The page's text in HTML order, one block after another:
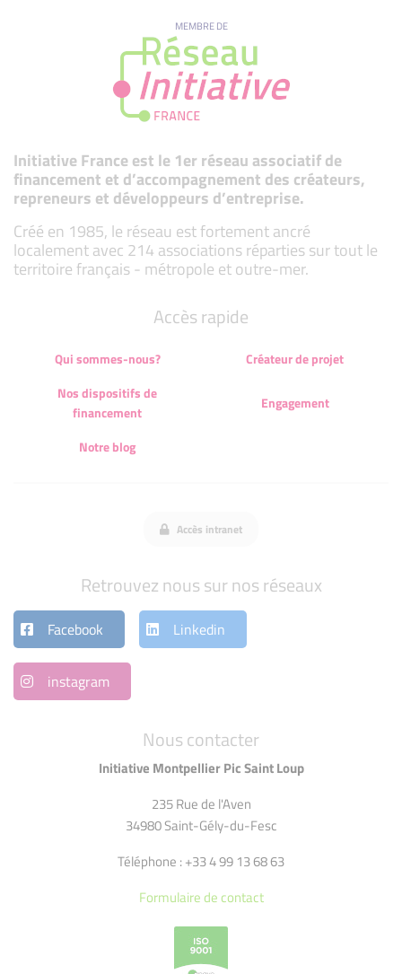
MEMBRE DE
Initiative France est le 1er réseau associatif de
financement et d’accompagnement des créateurs,
repreneurs et développeurs d’entreprise.
Créé en 1985, le réseau est fortement ancré
localement avec 214 associations réparties sur tout le
territoire français - métropole et outre-mer.
Nous contacter
Initiative Montpellier Pic Saint Loup
235 Rue de l'Aven
34980 Saint-Gély-du-Fesc
Téléphone : +33 4 99 13 68 63
Formulaire de contact
Accès rapide
Qui sommes-nous?
Créateur de projet
Nos dispositifs de
financement
Engagement
Notre blog
Accès intranet
Retrouvez nous sur nos réseaux
Facebook Linkedin
instagram